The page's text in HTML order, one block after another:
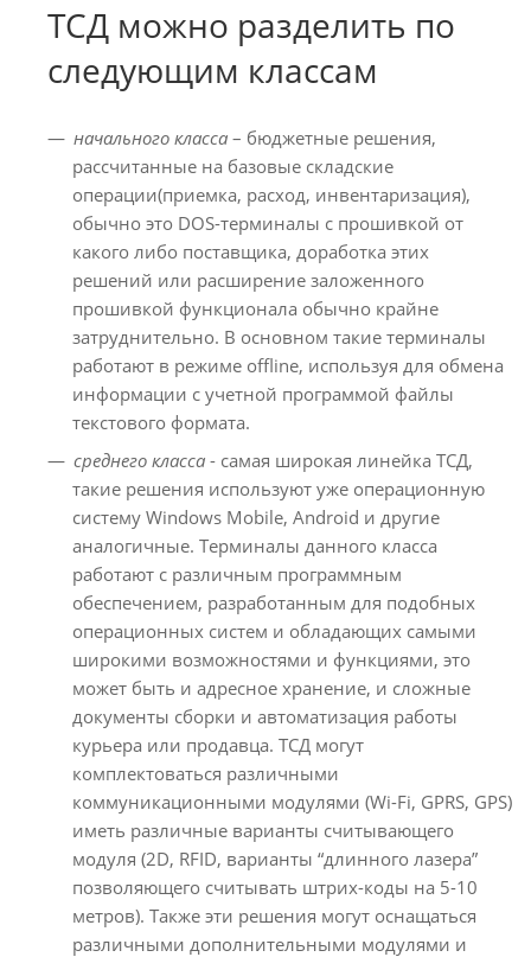
ТСД можно разделить по
следующим классам
начального класса – бюджетные решения,
рассчитанные на базовые складские
операции(приемка, расход, инвентаризация),
обычно это DOS-терминалы с прошивкой от
какого либо поставщика, доработка этих
решений или расширение заложенного
прошивкой функционала обычно крайне
затруднительно. В основном такие терминалы
работают в режиме offline, используя для обмена
информации с учетной программой файлы
текстового формата.
среднего класса - самая широкая линейка ТСД,
такие решения используют уже операционную
систему Windows Mobile, Android и другие
аналогичные. Терминалы данного класса
работают с различным программным
обеспечением, разработанным для подобных
операционных систем и обладающих самыми
широкими возможностями и функциями, это
может быть и адресное хранение, и сложные
документы сборки и автоматизация работы
курьера или продавца. ТСД могут
комплектоваться различными
коммуникационными модулями (Wi-Fi, GPRS, GPS)
иметь различные варианты считывающего
модуля (2D, RFID, варианты “длинного лазера”
позволяющего считывать штрих-коды на 5-10
метров). Также эти решения могут оснащаться
различными дополнительными модулями и